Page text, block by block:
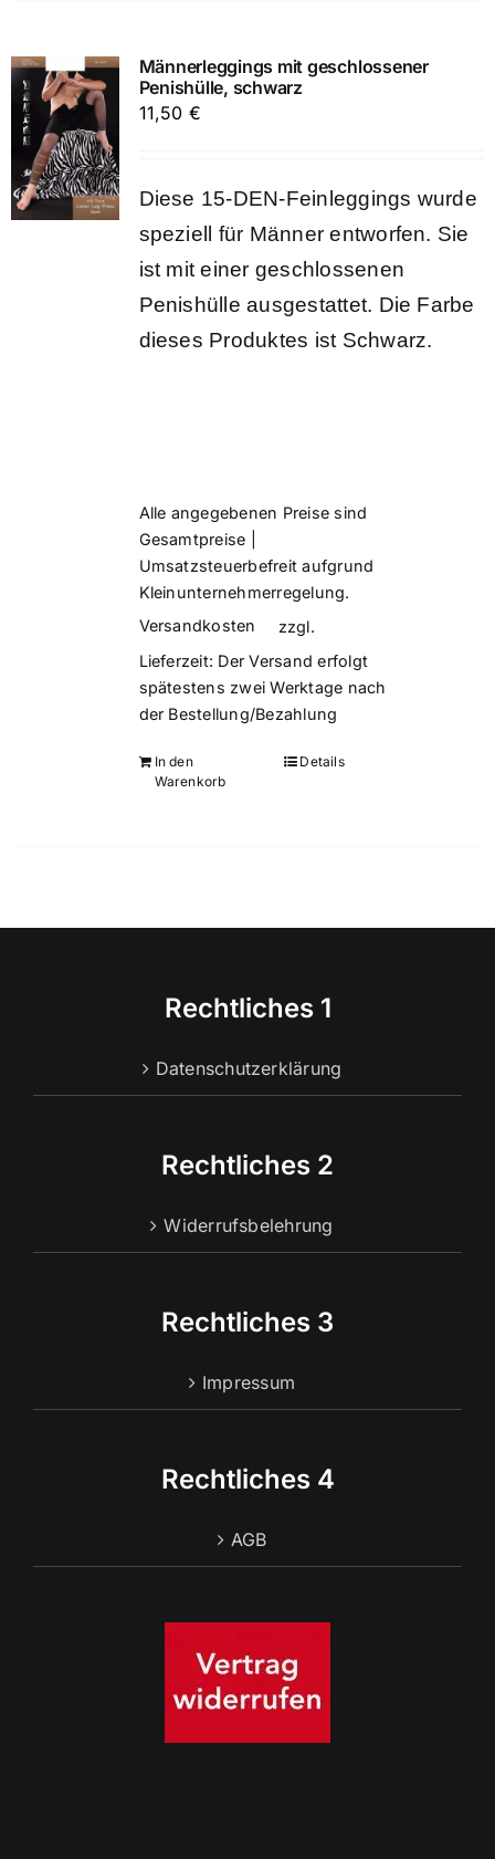
Männerleggings mit geschlossener
Penishülle, schwarz
11,50 €
Diese 15-DEN-Feinleggings wurde
speziell für Männer entworfen. Sie
ist mit einer geschlossenen
Penishülle ausgestattet. Die Farbe
dieses Produktes ist Schwarz.
Alle angegebenen Preise sind
Gesamtpreise |
Umsatzsteuerbefreit aufgrund
Kleinunternehmerregelung.
zzgl.
Versandkosten
Lieferzeit: Der Versand erfolgt
spätestens zwei Werktage nach
der Bestellung/Bezahlung
In den
Warenkorb
Details
Rechtliches 1
Datenschutzerklärung
Rechtliches 2
Widerrufsbelehrung
Rechtliches 3
Impressum
Rechtliches 4
AGB